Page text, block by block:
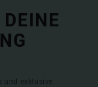
und exklusive